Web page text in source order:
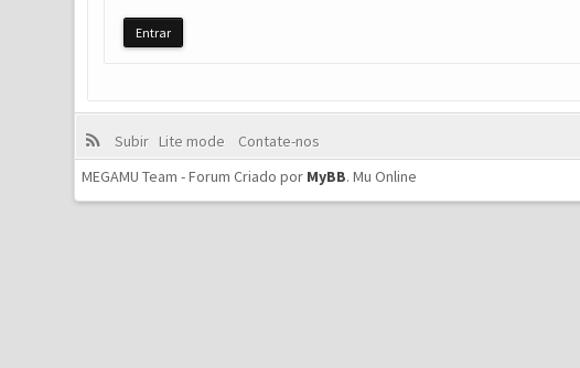
Subir Lite mode
Contate-nos
MEGAMU Team - Forum Criado por MyBB.Mu Online